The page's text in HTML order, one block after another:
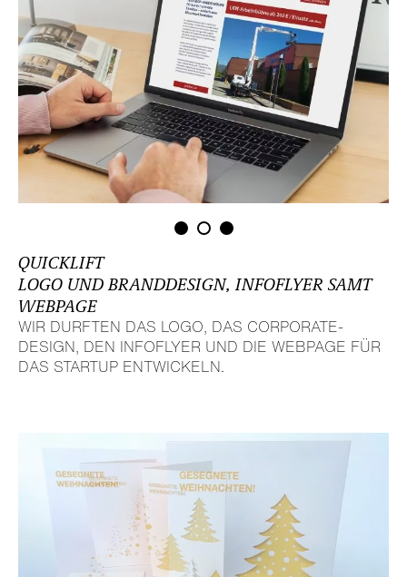
QUICKLIFT
LOGO UND BRAND­DE­SIGN, INFOFLYER SAMT
WEBPAGE
WIR DURFTEN DAS LOGO, DAS CORPORATE-
DESIGN, DEN INFOFLYER UND DIE WEBPAGE FÜR
DAS STARTUP ENTWI­CKELN.